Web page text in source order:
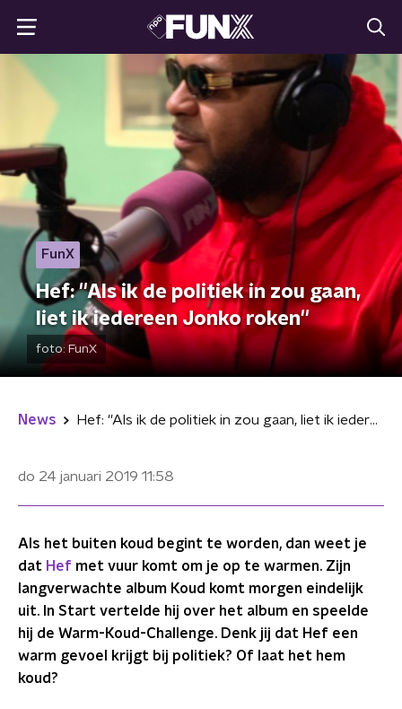
FunX
Hef: ''Als ik de politiek in zou gaan,
liet ik iedereen Jonko roken''
foto: FunX
News Hef: ''Als ik de politiek in zou gaan, liet ik iedereen Jonko roken''
do 24 januari 2019 11:58
Als het buiten koud begint te worden, dan weet je
dat Hef met vuur komt om je op te warmen. Zijn
langverwachte album Koud komt morgen eindelijk
uit. In Start vertelde hij over het album en speelde
hij de Warm-Koud-Challenge. Denk jij dat Hef een
warm gevoel krijgt bij politiek? Of laat het hem
koud?